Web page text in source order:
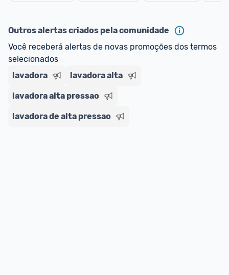
Outros alertas criados pela comunidade
Você receberá alertas de novas promoções dos termos
selecionados
lavadora
lavadora alta
lavadora alta pressao
lavadora de alta pressao